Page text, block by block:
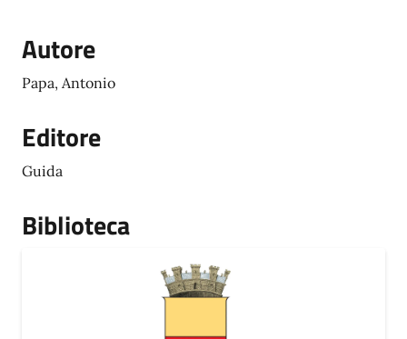
Autore
Papa, Antonio
Editore
Guida
Biblioteca